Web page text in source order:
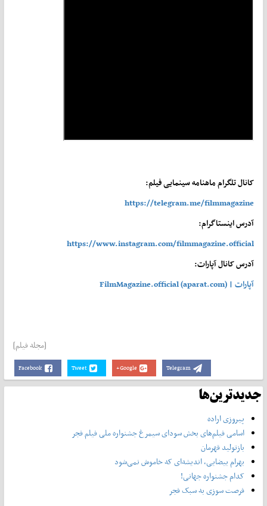
کانال تلگرام ماهنامه سینمایی فیلم:
https://telegram.me/filmmagazine
آدرس اینستاگرام:
https://www.instagram.com/filmmagazine.official
آدرس کانال آپارات:
آپارات | FilmMagazine.official (aparat.com)
[مجله فیلم]
Facebook Tweet Google+ Telegram
جدیدترین‌ها
پیروزی اراده
اسامی فیلم‌های بخش سودای سیمرغ جشنواره‌ ملی فیلم فجر
بازتولید قهرمان
بهرام بیضایی، اندیشه‌ای که خاموش نمی‌شود
کدام جشنواره جهانی!
فرصت سوزی به سبک فجر